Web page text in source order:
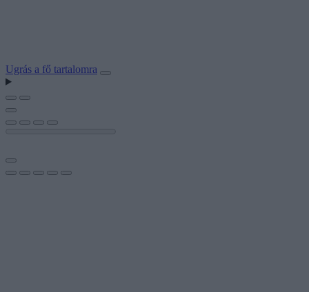
Ugrás a fő tartalomra